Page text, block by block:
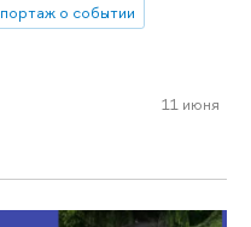
о событии
11 июня